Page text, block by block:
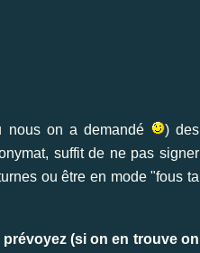
nous on a demandé
) des
suffit de ne pas signer
ou être en mode "fous ta
(si on en trouve on